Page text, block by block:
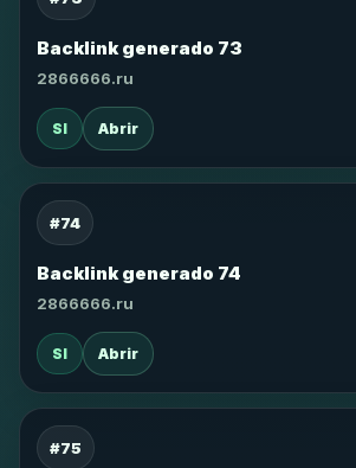
Backlink generado 73
2866666.ru
SI Abrir
#74
Backlink generado 74
2866666.ru
SI Abrir
#75